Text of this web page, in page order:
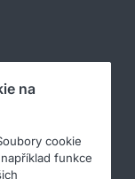
na
cookie
funkce